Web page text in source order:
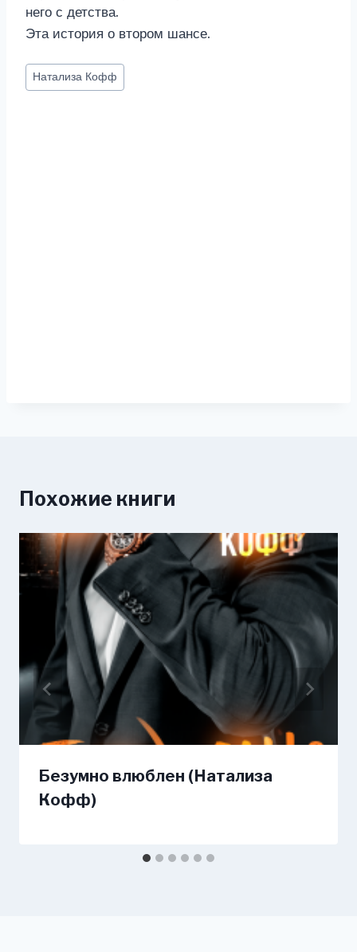
него с детства.
Эта история о втором шансе.
Метки
записи:
Натализа Кофф
Похожие книги
Безумно влюблен (Натализа
Кофф)